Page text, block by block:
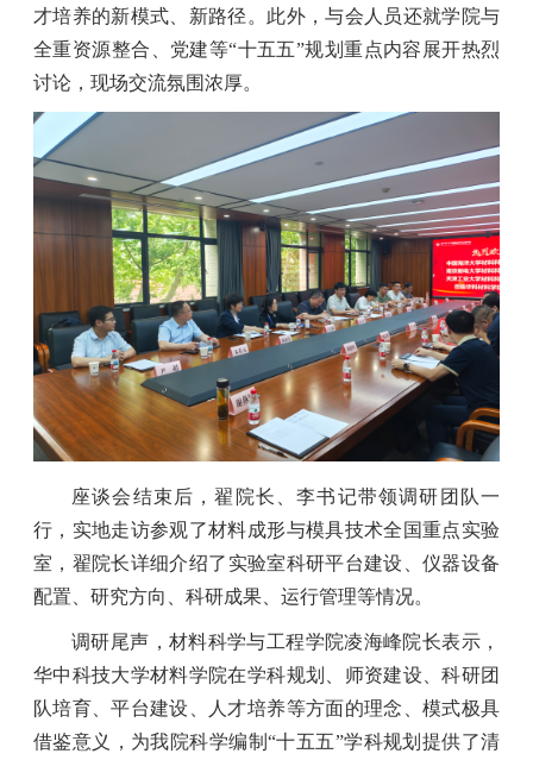
才培养的新模式、新路径。此外，与会人员还就学院与
全重资源整合、党建等“十五五”规划重点内容展开热烈
讨论，现场交流氛围浓厚。
座谈会结束后，翟院长、李书记带领调研团队一
行，实地走访参观了材料成形与模具技术全国重点实验
室， 翟院长详细介绍了 实验室科研平台建设、仪器设备
配置、研究方向、科研成果、运行管理等情况。
调研尾声，材料科学与工程学院凌海峰院长表示，
华中科技大学材料学院在学科规划、师资建设、科研团
队培育、平台建设、人才培养等方面的理念、模式极具
借鉴意义，为我院科学编制 “十五五”学科规划提供了清